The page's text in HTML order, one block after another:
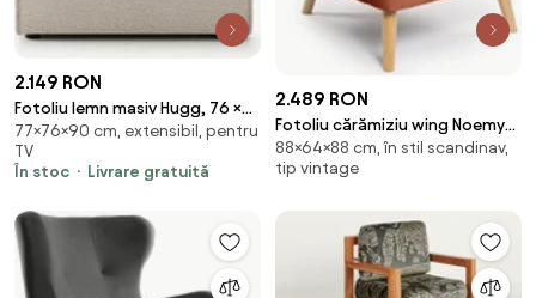
2.149 RON
Fotoliu lemn masiv Hugg, 76 ×
90 × 77 cm
77×76×90 cm, extensibil, pentru
TV
În stoc
Livrare gratuită
2.489 RON
Fotoliu cărămiziu wing Noemye
– Bonami Selection
88×64×88 cm, în stil scandinav,
tip vintage